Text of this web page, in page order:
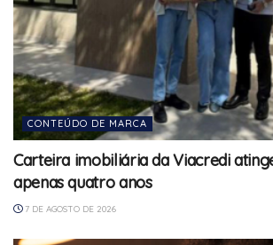
CONTEÚDO DE MARCA
Carteira imobiliária da Viacredi
apenas quatro anos
7 DE AGOSTO DE 2026